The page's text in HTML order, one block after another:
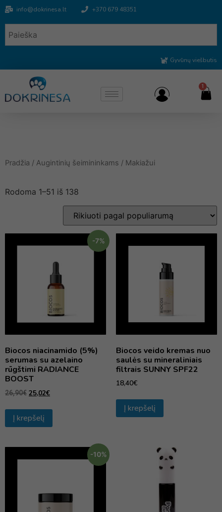
info@dokrinesa.lt +370 679 48351
Gyvūnų viešbutis
1
Pradžia / Augintinių šeimininkams / Makiažui
Rodoma 1–51 iš 138
-7%
Biocos niacinamido (5%)
serumas su azelaino
rūgštimi RADIANCE
BOOST
26,90€ 25,02€
Į krepšelį
Biocos veido kremas nuo
saulės su mineraliniais
filtrais SUNNY SPF22
18,40€
Į krepšelį
-10%